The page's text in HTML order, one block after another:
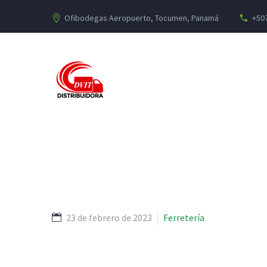
Ofibodegas Aeropuerto, Tocumen, Panamá
23 de febrero de 2023 Ferretería